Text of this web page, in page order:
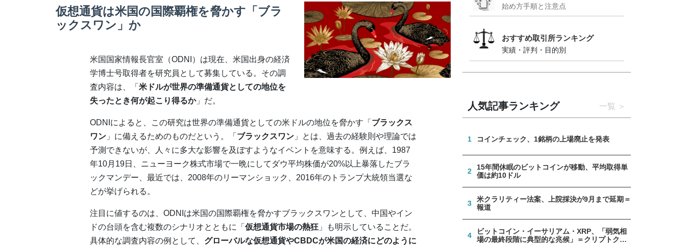
仮想通貨は米国の国際覇権を脅かす「ブラ
ックスワン」か
米国国家情報長官室（ODNI）は現在、米国出身の経済
学博士号取得者を研究員として募集している。その調
査内容は、「 米ドルが世界の準備通貨としての地位を
失ったとき何が起こり得るか」だ。
ODNIによると、この研究は世界の準備通貨としての米ドルの地位を脅かす「 ブラックス
ワン」に備えるためのものだという。「 ブラックスワン」とは、過去の経験則や理論では
予測できないが、人々に多大な影響を及ぼすようなイベントを意味する。例えば、1987
年10月19日、ニューヨーク株式市場で一晩にしてダウ平均株価が20%以上暴落したブラ
ックマンデー、最近では、2008年のリーマンショック、2016年のトランプ大統領当選な
どが挙げられる。
注目に値するのは、ODNIは米国の国際覇権を脅かすブラックスワンとして、中国やイン
ドの台頭を含む複数のシナリオとともに「 仮想通貨市場の熱狂」も明示していることだ。
具体的な調査内容の例として、 グローバルな仮想通貨やCBDCが米国の経済にどのように
始め方手順と注意点
おすすめ取引所ランキング
実績・評判・目的別
人気記事ランキング 一覧
1 コインチェック、1銘柄の上場廃止を発表
2
15年間休眠のビットコインが移動、平均取得単
価は約10ドル
3
米クラリティー法案、上院採決が9月まで延期＝
報道
4
ビットコイン・イーサリアム・XRP、「弱気相
場の最終段階に典型的な兆候」＝クリプトクア